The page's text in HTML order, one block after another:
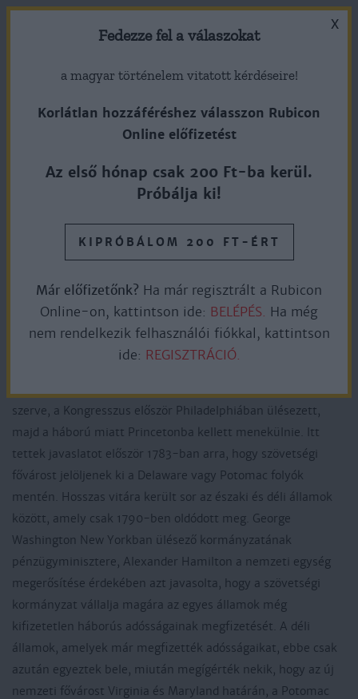
fővárosa, Washington
megalapítása
Ingyen olvasható 2perc olvasás
szerve, a Kongresszus először Philadelphiában ülésezett,
majd a háború miatt Princetonba kellett menekülnie. Itt
tettek javaslatot először 1783-ban arra, hogy szövetségi
fővárost jelöljenek ki a Delaware vagy Potomac folyók
mentén. Hosszas vitára került sor az északi és déli államok
között, amely csak 1790-ben oldódott meg. George
Washington New Yorkban ülésező kormányzatának
pénzügyminisztere, Alexander Hamilton a nemzeti egység
megerősítése érdekében azt javasolta, hogy a szövetségi
kormányzat vállalja magára az egyes államok még
kifizetetlen háborús adósságainak megfizetését. A déli
államok, amelyek már megfizették adósságaikat, ebbe csak
azután egyeztek bele, miután megígérték nekik, hogy az új
nemzeti fővárost Virginia és Maryland határán, a Potomac
X
Fedezze fel a válaszokat
a magyar történelem vitatott kérdéseire!
Korlátlan hozzáféréshez válasszon Rubicon
Online előfizetést
Az első hónap csak 200 Ft-ba kerül.
Próbálja ki!
KIPRÓBÁLOM 200 FT-ÉRT
Már előfizetőnk? Ha már regisztrált a Rubicon
Online-on, kattintson ide: BELÉPÉS. Ha még
nem rendelkezik felhasználói fiókkal, kattintson
ide: REGISZTRÁCIÓ.